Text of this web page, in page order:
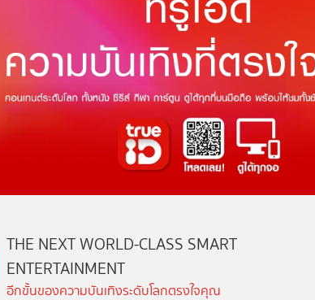
THE NEXT WORLD-CLASS SMART
ENTERTAINMENT
อีกขั้นของความบันเทิงระดับโลกตรงใจคุณ